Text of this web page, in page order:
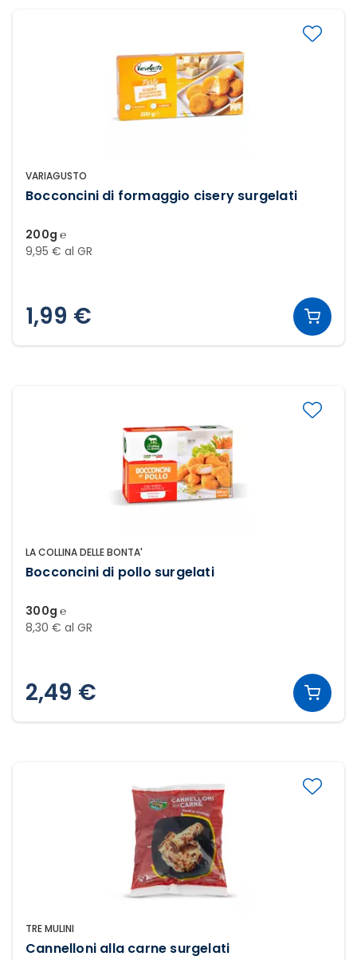
VARIAGUSTO
Bocconcini di formaggio cisery surgelati
200g ℮
9,95 € al GR
1,99 €
LA COLLINA DELLE BONTA'
Bocconcini di pollo surgelati
300g ℮
8,30 € al GR
2,49 €
TRE MULINI
Cannelloni alla carne surgelati